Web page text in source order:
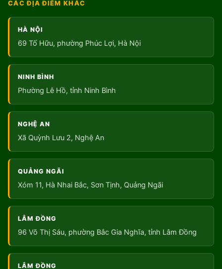
CÁC ĐỊA ĐIỂM KHÁC
HÀ NỘI
69 Tố Hữu, phường Phúc Lợi, Hà Nội
NINH BÌNH
Phường Lê Hồ, tỉnh Ninh Bình
NGHỆ AN
Xã Quỳnh Lưu 2, Nghệ An
QUẢNG NGÃI
Xóm 11, Hà Nhai Bắc, Sơn Tịnh, Quảng Ngãi
LÂM ĐỒNG
96 Võ Thị Sáu, phường Bắc Gia Nghĩa, tỉnh Lâm Đồng
LÂM ĐỒNG